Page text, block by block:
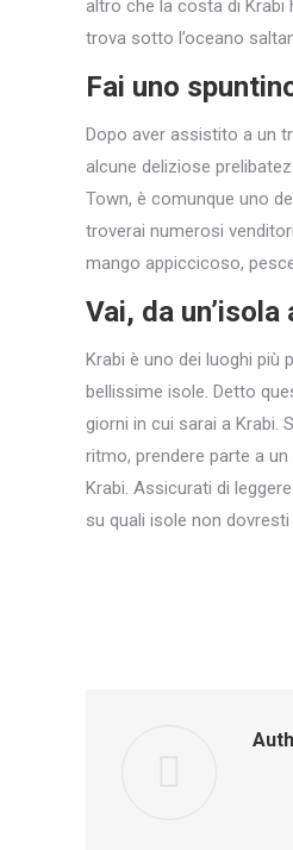
altro che la costa di Krabi
trova sotto l’oceano
Fai uno
Dopo aver assistito a un
alcune deliziose
Town, è comunque uno
troverai numerosi
mango appiccicoso,
Vai, da un’isola
Krabi è uno dei luoghi più
bellissime isole. Detto
giorni in cui sarai a Krabi.
ritmo, prendere parte a
Krabi. Assicurati di
su quali isole non dovresti